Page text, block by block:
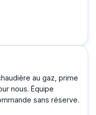
au gaz, prime
nous. Équipe
sans réserve.